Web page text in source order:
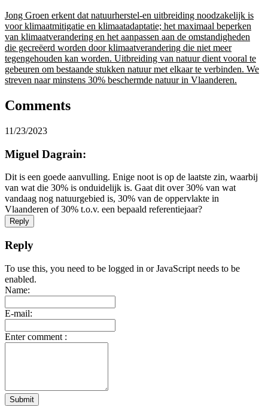
Jong Groen erkent dat natuurherstel-en uitbreiding noodzakelijk is
voor klimaatmitigatie en klimaatadaptatie; het maximaal beperken
van klimaatverandering en het aanpassen aan de omstandigheden
die gecreëerd worden door klimaatverandering die niet meer
tegengehouden kan worden. Uitbreiding van natuur dient vooral te
gebeuren om bestaande stukken natuur met elkaar te verbinden. We
streven naar minstens 30% beschermde natuur in Vlaanderen.
Comments
11/23/2023
Miguel Dagrain:
Dit is een goede aanvulling. Enige noot is op de laatste zin, waarbij
van wat die 30% is onduidelijk is. Gaat dit over 30% van wat
vandaag nog natuurgebied is, 30% van de oppervlakte in
Vlaanderen of 30% t.o.v. een bepaald referentiejaar?
Reply
Reply
To use this, you need to be logged in or JavaScript needs to be
enabled.
Name:
E-mail:
Enter comment :
Submit